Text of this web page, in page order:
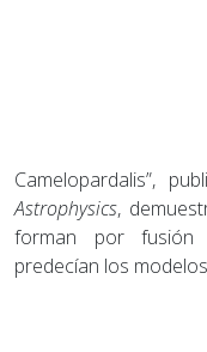
Camelopardalis”,
Astrophysics,
forman por fusión
predecían los